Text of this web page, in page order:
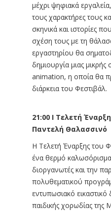
μέχρι ψηφιακά
τους χαρακτήρες τους
σκηνικά και ιστορίες
σχέση τους με τη
εργαστηρίου θα
δημιουργία μιας μικρής
animation, η οποία θα
διάρκεια του Φεστιβάλ.
21:00 I Τελετή
Παντελή Θαλασσινό
Η Τελετή Έναρξης του
ένα θερμό
διοργανωτές και την
πολυθεματικού
εντυπωσιακό
παιδικής χορωδίας της